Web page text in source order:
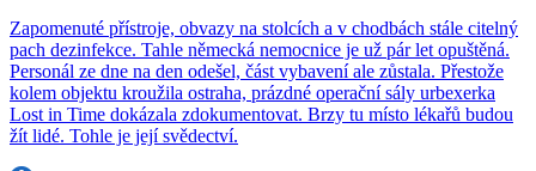
Zapomenuté přístroje, obvazy na stolcích a v chodbách stále citelný
pach dezinfekce. Tahle německá nemocnice je už pár let opuštěná.
Personál ze dne na den odešel, část vybavení ale zůstala. Přestože
kolem objektu kroužila ostraha, prázdné operační sály urbexerka
Lost in Time dokázala zdokumentovat. Brzy tu místo lékařů budou
žít lidé. Tohle je její svědectví.